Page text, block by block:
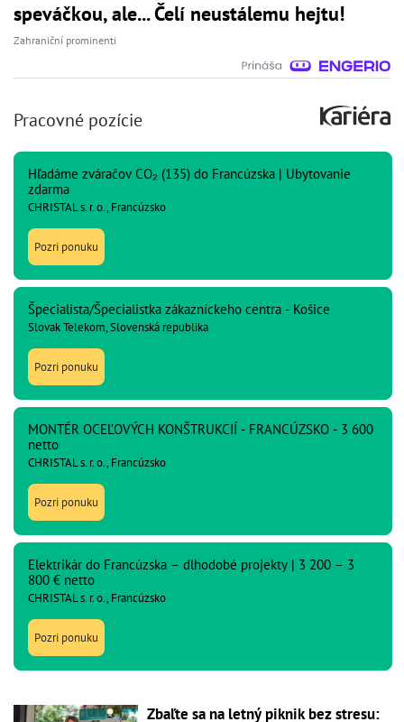
speváčkou, ale... Čelí neustálemu hejtu!
Zahraniční prominenti
Pracovné pozície
Hľadáme zváračov CO₂ (135) do Francúzska | Ubytovanie
zdarma
CHRISTAL s. r. o., Francúzsko
Pozri ponuku
Špecialista/Špecialistka zákazníckeho centra - Košice
Slovak Telekom, Slovenská republika
Pozri ponuku
MONTÉR OCEĽOVÝCH KONŠTRUKCIÍ - FRANCÚZSKO - 3 600
netto
CHRISTAL s. r. o., Francúzsko
Pozri ponuku
Elektrikár do Francúzska – dlhodobé projekty | 3 200 – 3
800 € netto
CHRISTAL s. r. o., Francúzsko
Pozri ponuku
Zbaľte sa na letný piknik bez stresu: